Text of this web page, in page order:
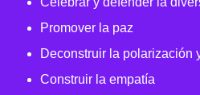
Promover la paz
Deconstruir la polarización
Construir la empatía